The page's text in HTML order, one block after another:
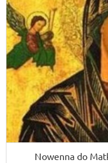
Nowenna do